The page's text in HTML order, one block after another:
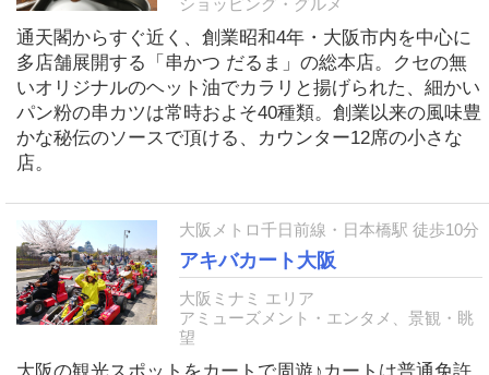
通天閣からすぐ近く、創業昭和4年・大阪市内を中心に
多店舗展開する「串かつ だるま」の総本店。クセの無
いオリジナルのヘット油でカラリと揚げられた、細かい
パン粉の串カツは常時およそ40種類。創業以来の風味豊
かな秘伝のソースで頂ける、カウンター12席の小さな
店。
大阪メトロ千日前線・日本橋駅 徒歩10分
アキバカート大阪
大阪ミナミ エリア
アミューズメント・エンタメ、景観・眺
望